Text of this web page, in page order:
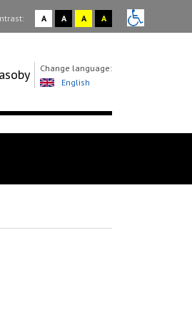
A A A A
Change language:
English